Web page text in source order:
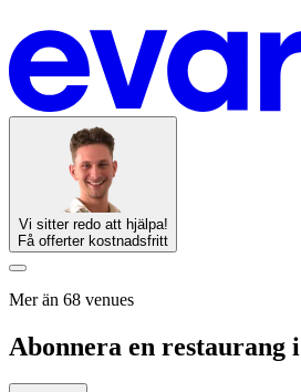
Vi sitter redo att hjälpa!
Få offerter kostnadsfritt
Mer än 68 venues
Abonnera en restaurang